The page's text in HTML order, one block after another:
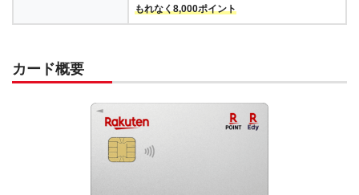
もれなく8,000ポイント
カード概要